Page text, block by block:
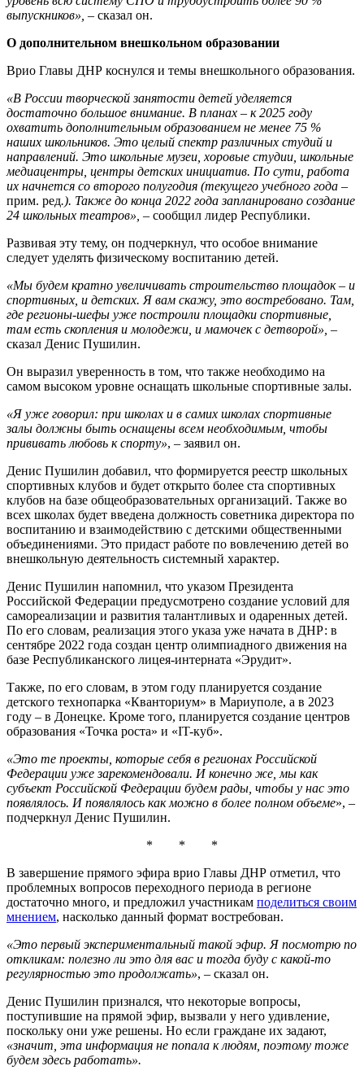
выпускников», – сказал он.
О дополнительном внешкольном образовании
Врио Главы ДНР коснулся и темы внешкольного образования.
«В России творческой занятости детей уделяется
достаточно большое внимание. В планах – к 2025 году
охватить дополнительным образованием не менее 75 %
наших школьников. Это целый спектр различных студий и
направлений. Это школьные музеи, хоровые студии, школьные
медиацентры, центры детских инициатив. По сути, работа
их начнется со второго полугодия (текущего учебного года –
прим. ред.). Также до конца 2022 года запланировано создание
24 школьных театров», – сообщил лидер Республики.
Развивая эту тему, он подчеркнул, что особое внимание
следует уделять физическому воспитанию детей.
«Мы будем кратно увеличивать строительство площадок – и
спортивных, и детских. Я вам скажу, это востребовано. Там,
где регионы-шефы уже построили площадки спортивные,
там есть скопления и молодежи, и мамочек с детворой», –
сказал Денис Пушилин.
Он выразил уверенность в том, что также необходимо на
самом высоком уровне оснащать школьные спортивные залы.
«Я уже говорил: при школах и в самих школах спортивные
залы должны быть оснащены всем необходимым, чтобы
прививать любовь к спорту», – заявил он.
Денис Пушилин добавил, что формируется реестр школьных
спортивных клубов и будет открыто более ста спортивных
клубов на базе общеобразовательных организаций. Также во
всех школах будет введена должность советника директора по
воспитанию и взаимодействию с детскими общественными
объединениями. Это придаст работе по вовлечению детей во
внешкольную деятельность системный характер.
Денис Пушилин напомнил, что указом Президента
Российской Федерации предусмотрено создание условий для
самореализации и развития талантливых и одаренных детей.
По его словам, реализация этого указа уже начата в ДНР: в
сентябре 2022 года создан центр олимпиадного движения на
базе Республиканского лицея-интерната «Эрудит».
Также, по его словам, в этом году планируется создание
детского технопарка «Кванториум» в Мариуполе, а в 2023
году – в Донецке. Кроме того, планируется создание центров
образования «Точка роста» и «IT-куб».
«Это те проекты, которые себя в регионах Российской
Федерации уже зарекомендовали. И конечно же, мы как
субъект Российской Федерации будем рады, чтобы у нас это
появлялось. И появлялось как можно в более полном объеме», –
подчеркнул Денис Пушилин.
* * *
В завершение прямого эфира врио Главы ДНР отметил, что
проблемных вопросов переходного периода в регионе
достаточно много, и предложил участникам поделиться своим
мнением, насколько данный формат востребован.
«Это первый экспериментальный такой эфир. Я посмотрю по
откликам: полезно ли это для вас и тогда буду с какой-то
регулярностью это продолжать», – сказал он.
Денис Пушилин признался, что некоторые вопросы,
поступившие на прямой эфир, вызвали у него удивление,
поскольку они уже решены. Но если граждане их задают,
«значит, эта информация не попала к людям, поэтому тоже
будем здесь работать».